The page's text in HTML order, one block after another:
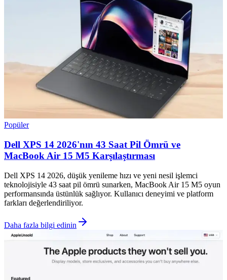
Popüler
Dell XPS 14 2026'nın 43 Saat Pil Ömrü ve
MacBook Air 15 M5 Karşılaştırması
Dell XPS 14 2026, düşük yenileme hızı ve yeni nesil işlemci
teknolojisiyle 43 saat pil ömrü sunarken, MacBook Air 15 M5 oyun
performansında üstünlük sağlıyor. Kullanıcı deneyimi ve platform
farkları değerlendiriliyor.
Daha fazla bilgi edinin